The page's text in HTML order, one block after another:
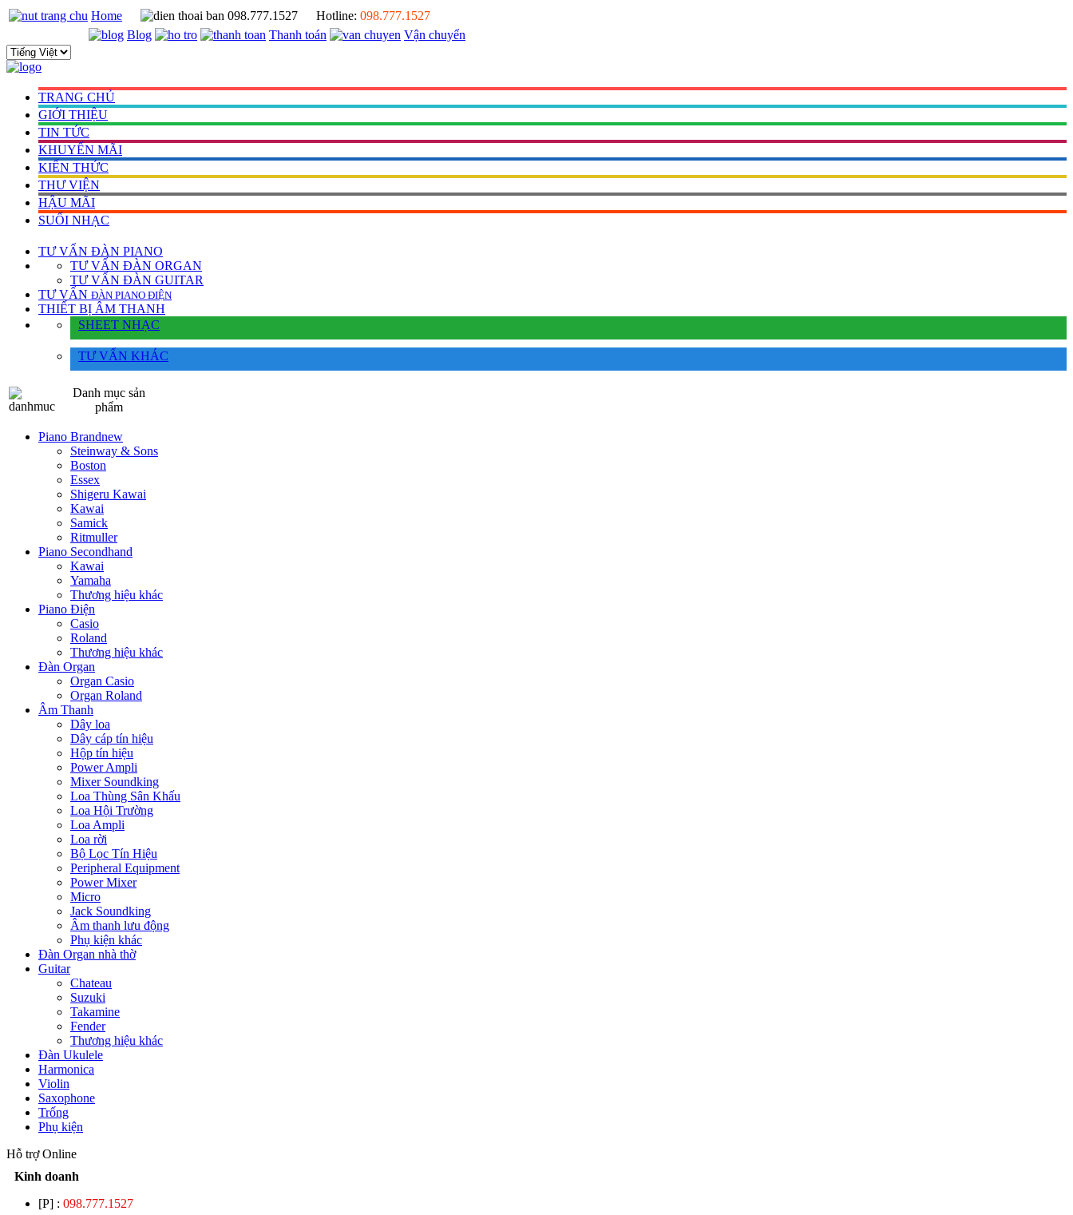
Home 098.777.1527 Hotline: 098.777.1527
Blog
Thanh toán Vận chuyển
TRANG CHỦ
GIỚI THIỆU
TIN TỨC
KHUYẾN MÃI
KIẾN THỨC
THƯ VIỆN
HẬU MÃI
SUỐI NHẠC
TƯ VẤN ĐÀN PIANO
TƯ VẤN ÐÀN ORGAN
TƯ VẤN ÐÀN GUITAR
TƯ VẤN ÐÀN PIANO ÐIỆN
THIẾT BỊ ÂM THANH
SHEET NHẠC
TƯ VẤN KHÁC
Danh mục sản
phẩm
Piano Brandnew
Steinway & Sons
Boston
Essex
Shigeru Kawai
Kawai
Samick
Ritmuller
Piano Secondhand
Kawai
Yamaha
Thương hiệu khác
Piano Điện
Casio
Roland
Thương hiệu khác
Đàn Organ
Organ Casio
Organ Roland
Âm Thanh
Dây loa
Dây cáp tín hiệu
Hộp tín hiệu
Power Ampli
Mixer Soundking
Loa Thùng Sân Khấu
Loa Hội Trường
Loa Ampli
Loa rời
Bộ Lọc Tín Hiệu
Peripheral Equipment
Power Mixer
Micro
Jack Soundking
Âm thanh lưu động
Phụ kiện khác
Đàn Organ nhà thờ
Guitar
Chateau
Suzuki
Takamine
Fender
Thương hiệu khác
Đàn Ukulele
Harmonica
Violin
Saxophone
Trống
Phụ kiện
Hỗ trợ Online
Kinh doanh
[P] : 098.777.1527